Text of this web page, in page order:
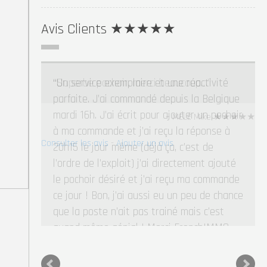
Avis Clients ★★★★★
Un service exemplaire et une réactivité
parfaite. J’ai commandé depuis la Belgique
mardi 16h. J’ai écrit pour ajouter un pochoir
à ma commande et j’ai reçu la réponse à
20h15 le jour même (déjà ça, c’est de
l’ordre de l’exploit) j’ai directement ajouté
le pochoir désiré et j’ai reçu ma commande
ce jour ! Bon, j’ai aussi eu un peu de chance
que la poste n’ait pas trainé mais c’est
quand même génial ! Merci FrenchIMMO